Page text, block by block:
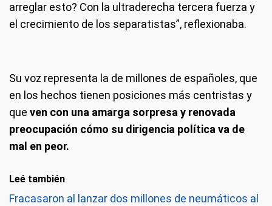
arreglar esto? Con la ultraderecha tercera fuerza y
el crecimiento de los separatistas”, reflexionaba.
Su voz representa la de millones de españoles, que
en los hechos tienen posiciones más centristas y
que ven con una amarga sorpresa y renovada
preocupación cómo su dirigencia política va de
mal en peor.
Leé también
Fracasaron al lanzar dos millones de neumáticos al